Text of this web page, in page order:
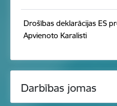
Drošības deklarācijas ES
Apvienoto Karalisti
Darbības jomas